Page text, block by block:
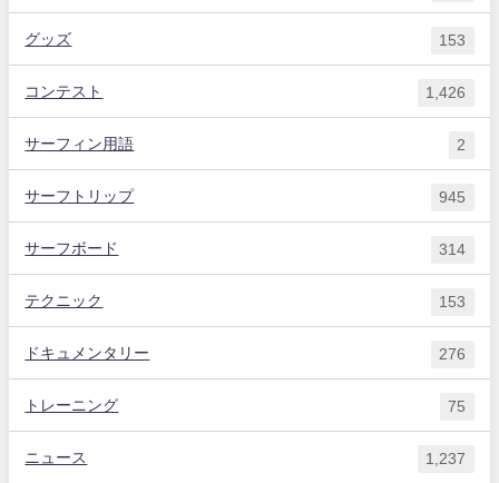
グッズ 153
コンテスト 1,426
サーフィン用語 2
サーフトリップ 945
サーフボード 314
テクニック 153
ドキュメンタリー 276
トレーニング 75
ニュース 1,237